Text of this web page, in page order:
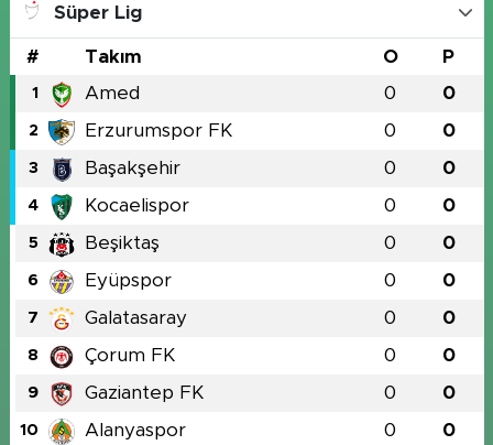
Süper Lig
# Takım O P
1 Amed 0 0
2 Erzurumspor FK 0 0
3 Başakşehir 0 0
4 Kocaelispor 0 0
5 Beşiktaş 0 0
6 Eyüpspor 0 0
7 Galatasaray 0 0
8 Çorum FK 0 0
9 Gaziantep FK 0 0
10 Alanyaspor 0 0